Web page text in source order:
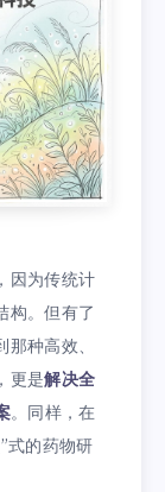
因为传统计
构。但有了
种高效、
更是解决全
。同样，在
式的药物研